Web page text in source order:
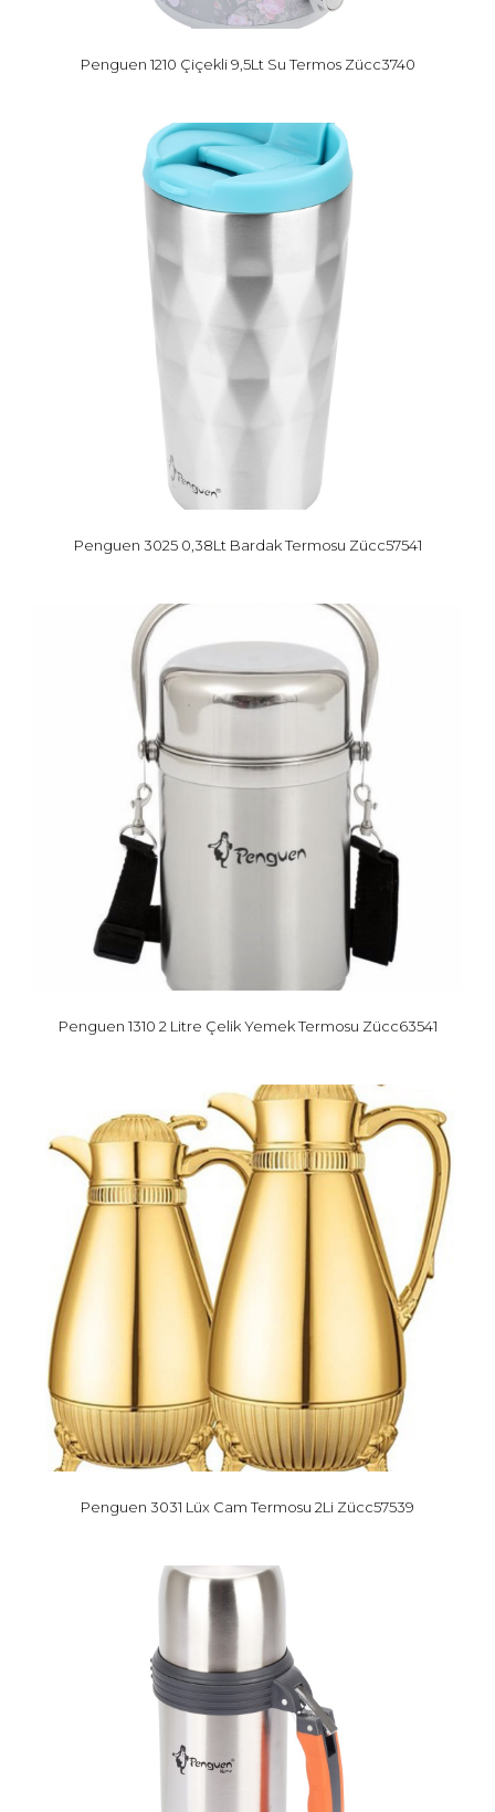
Penguen 1210 Çiçekli 9,5Lt Su Termos Zücc3740
Penguen 3025 0,38Lt Bardak Termosu Zücc57541
Penguen 1310 2 Litre Çelik Yemek Termosu Zücc63541
Penguen 3031 Lüx Cam Termosu 2Li Zücc57539